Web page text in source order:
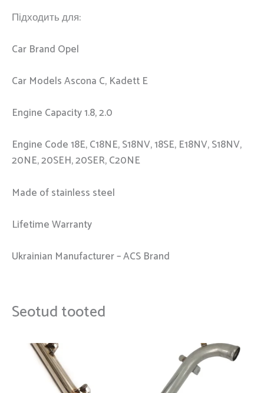
Підходить для:
Car Brand Opel
Car Models Ascona C, Kadett E
Engine Capacity 1.8, 2.0
Engine Code 18E, C18NE, S18NV, 18SE, E18NV, S18NV,
20NE, 20SEH, 20SER, C20NE
Made of stainless steel
Lifetime Warranty
Ukrainian Manufacturer – ACS Brand
Seotud tooted